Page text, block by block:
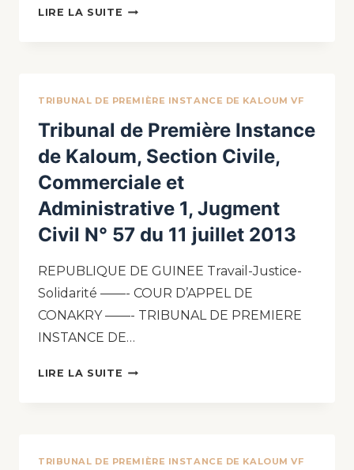
LIRE LA SUITE
TRIBUNAL DE PREMIÈRE INSTANCE DE KALOUM VF
Tribunal de Première Instance
de Kaloum, Section Civile,
Commerciale et
Administrative 1, Jugment
Civil N° 57 du 11 juillet 2013
REPUBLIQUE DE GUINEE Travail-Justice-
Solidarité ——- COUR D’APPEL DE
CONAKRY ——- TRIBUNAL DE PREMIERE
INSTANCE DE…
LIRE LA SUITE
TRIBUNAL DE PREMIÈRE INSTANCE DE KALOUM VF